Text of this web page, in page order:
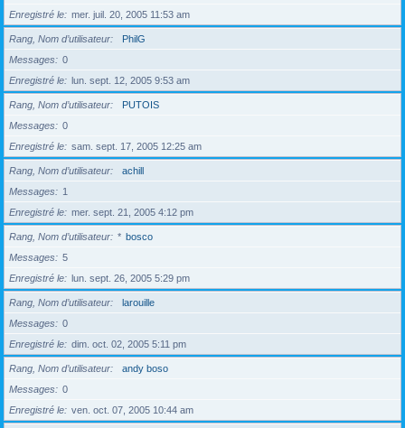
Enregistré le
mer. juil. 20, 2005 11:53 am
Rang, Nom d’utilisateur
PhilG
Messages
0
Enregistré le
lun. sept. 12, 2005 9:53 am
Rang, Nom d’utilisateur
PUTOIS
Messages
0
Enregistré le
sam. sept. 17, 2005 12:25 am
Rang, Nom d’utilisateur
achill
Messages
1
Enregistré le
mer. sept. 21, 2005 4:12 pm
Rang, Nom d’utilisateur * bosco
Messages
5
Enregistré le
lun. sept. 26, 2005 5:29 pm
Rang, Nom d’utilisateur
larouille
Messages
0
Enregistré le
dim. oct. 02, 2005 5:11 pm
Rang, Nom d’utilisateur
andy boso
Messages
0
Enregistré le
ven. oct. 07, 2005 10:44 am